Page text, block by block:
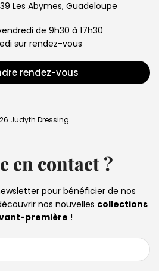
Les Abymes, Guadeloupe
de 9h30 à 17h30
sur rendez-vous
rendez-vous
Judyth Dressing
en contact ?
pour bénéficier de nos
nos nouvelles collections
première !